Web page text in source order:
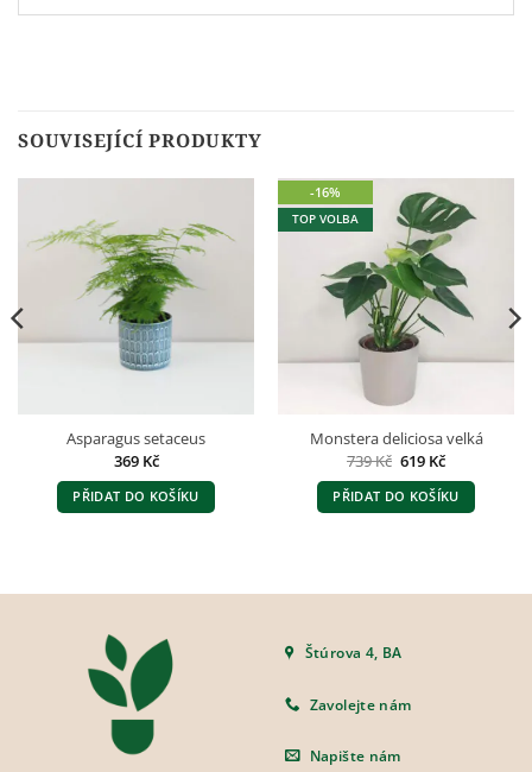
SOUVISEJÍCÍ PRODUKTY
Asparagus setaceus
369 Kč
PŘIDAT DO KOŠÍKU
-16%
TOP VOLBA
Monstera deliciosa velká
739Kč Původní
byla:
739 Kč.
619 KčAktuální
je:
619 Kč.
PŘIDAT DO KOŠÍKU
Štúrova 4, BA
Zavolejte nám
Napište nám